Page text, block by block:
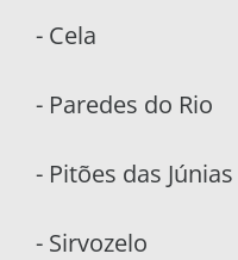
- Cela
- Paredes do Rio
- Pitões das Júnias
- Sirvozelo